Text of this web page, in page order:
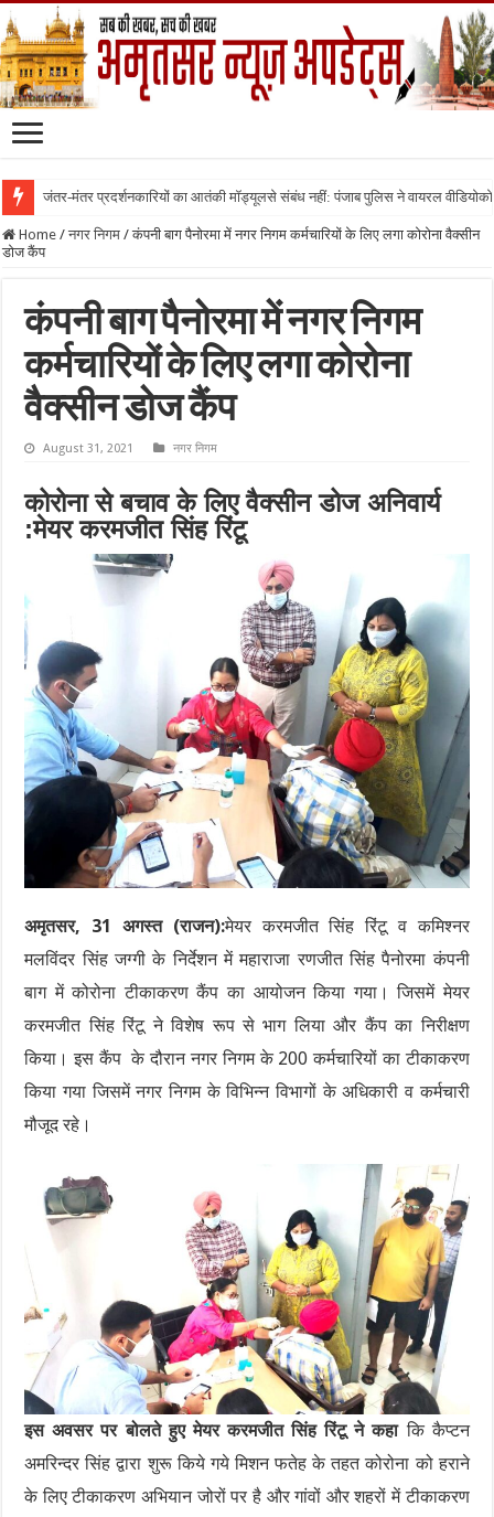
जंतर-मंतर प्रदर्शनकारियों का आतंकी मॉड्यूलसे संबंध नहीं: पंजाब पुलिस ने वायरल वीडियोको
Home / नगर निगम / कंपनी बाग पैनोरमा में नगर निगम कर्मचारियों के लिए लगा कोरोना वैक्सीन
डोज कैंप
कंपनी बाग पैनोरमा में नगर निगम
कर्मचारियों के लिए लगा कोरोना
वैक्सीन डोज कैंप
August 31, 2021 नगर निगम
कोरोना से बचाव के लिए वैक्सीन डोज अनिवार्य
:मेयर करमजीत सिंह रिंटू
अमृतसर, 31 अगस्त (राजन):मेयर करमजीत सिंह रिंटू व कमिश्नर
मलविंदर सिंह जग्गी के निर्देशन में महाराजा रणजीत सिंह पैनोरमा कंपनी
बाग में कोरोना टीकाकरण कैंप का आयोजन किया गया। जिसमें मेयर
करमजीत सिंह रिंटू ने विशेष रूप से भाग लिया और कैंप का निरीक्षण
किया। इस कैंप के दौरान नगर निगम के 200 कर्मचारियों का टीकाकरण
किया गया जिसमें नगर निगम के विभिन्न विभागों के अधिकारी व कर्मचारी
मौजूद रहे।
इस अवसर पर बोलते हुए मेयर करमजीत सिंह रिंटू ने कहाकि कैप्टन
अमरिन्दर सिंह द्वारा शुरू किये गये मिशन फतेह के तहत कोरोना को हराने
के लिए टीकाकरण अभियान जोरों पर है और गांवों और शहरों में टीकाकरण